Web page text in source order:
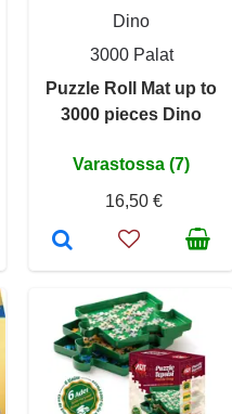
Dino
3000 Palat
Puzzle Roll Mat up to
3000 pieces Dino
Varastossa (7)
16,50 €